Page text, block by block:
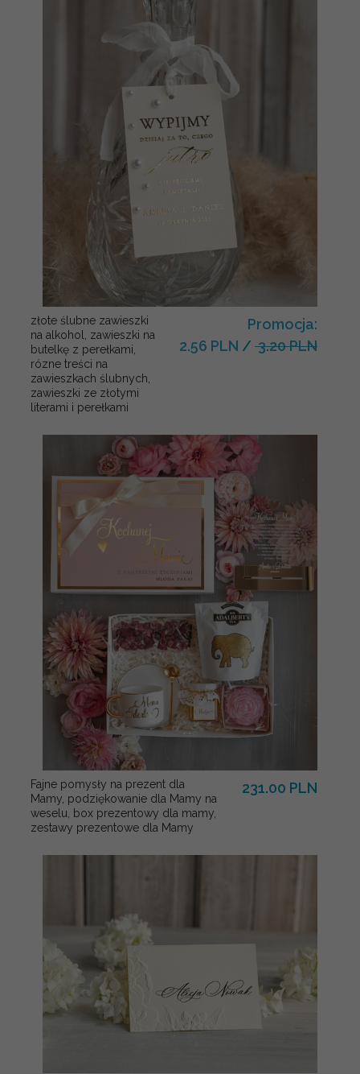
złote ślubne zawieszki
na alkohol, zawieszki na
butelkę z perełkami,
rózne treści na
zawieszkach ślubnych,
zawieszki ze złotymi
literami i perełkami
Promocja:
2.56 PLN / 3.20 PLN
Fajne pomysły na prezent dla
Mamy, podziękowanie dla Mamy na
weselu, box prezentowy dla mamy,
zestawy prezentowe dla Mamy
231.00 PLN